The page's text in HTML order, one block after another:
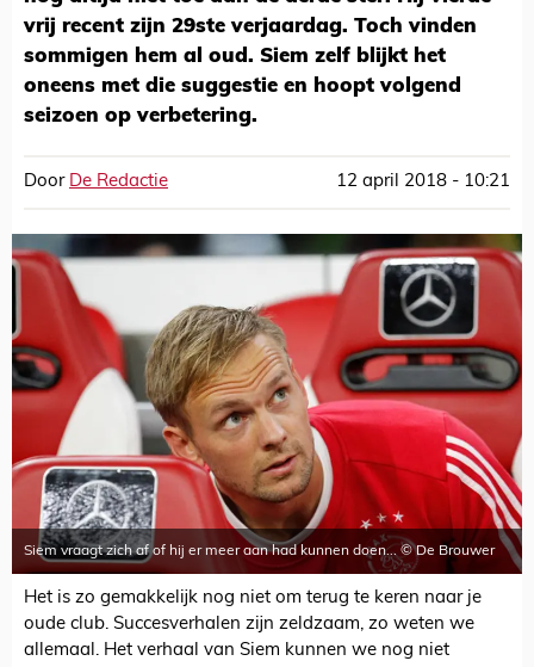
vrij recent zijn 29ste verjaardag. Toch vinden
sommigen hem al oud. Siem zelf blijkt het
oneens met die suggestie en hoopt volgend
seizoen op verbetering.
Door De Redactie 12 april 2018 - 10:21
Siem vraagt zich af of hij er meer aan had kunnen doen... © De Brouwer
Het is zo gemakkelijk nog niet om terug te keren naar je
oude club. Succesverhalen zijn zeldzaam, zo weten we
allemaal. Het verhaal van Siem kunnen we nog niet